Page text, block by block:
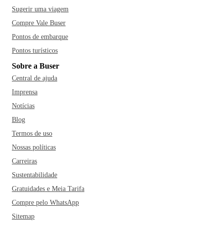
Sugerir uma viagem
Compre Vale Buser
Pontos de embarque
Pontos turísticos
Sobre a Buser
Central de ajuda
Imprensa
Notícias
Blog
Termos de uso
Nossas políticas
Carreiras
Sustentabilidade
Gratuidades e Meia Tarifa
Compre pelo WhatsApp
Sitemap